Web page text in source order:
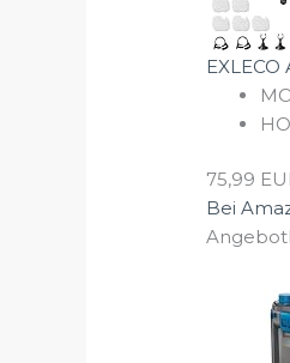
75,99
Bei
Angebot